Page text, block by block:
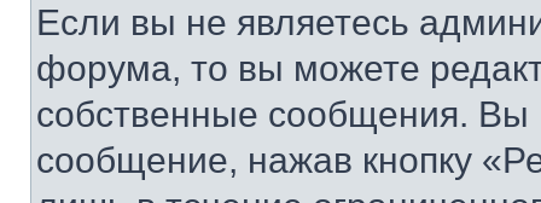
Если вы не являетесь
форума, то вы можете
собственные сообщения. Вы
сообщение, нажав кнопку